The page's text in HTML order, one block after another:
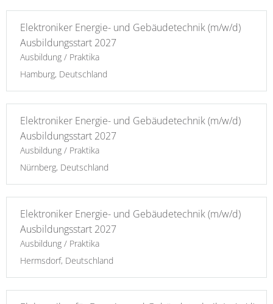
Elektroniker Energie- und Gebäudetechnik (m/w/d)
Ausbildungsstart 2027
Ausbildung / Praktika
Hamburg, Deutschland
Elektroniker Energie- und Gebäudetechnik (m/w/d)
Ausbildungsstart 2027
Ausbildung / Praktika
Nürnberg, Deutschland
Elektroniker Energie- und Gebäudetechnik (m/w/d)
Ausbildungsstart 2027
Ausbildung / Praktika
Hermsdorf, Deutschland